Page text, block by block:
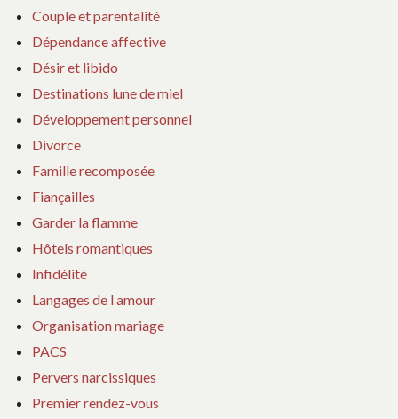
Couple et parentalité
Dépendance affective
Désir et libido
Destinations lune de miel
Développement personnel
Divorce
Famille recomposée
Fiançailles
Garder la flamme
Hôtels romantiques
Infidélité
Langages de l amour
Organisation mariage
PACS
Pervers narcissiques
Premier rendez-vous